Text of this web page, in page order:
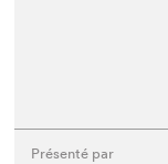
Présenté par